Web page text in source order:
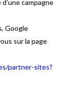
campagne
Google
sur la page
partner-sites?